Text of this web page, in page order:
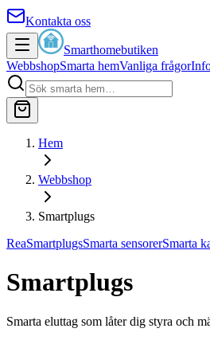
Kontakta oss
Smarthomebutiken
WebbshopSmarta hemVanliga frågor
Hem
Webbshop
Smartplugs
ReaSmartplugsSmarta sensorerSmarta
Smartplugs
Smarta eluttag som låter dig styra och